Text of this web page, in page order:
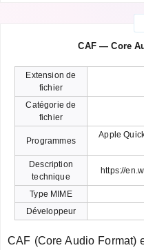
CAF — Core
Extension de
fichier
Catégorie de
fichier
Programmes
Apple
Description
technique
https://
Type MIME
Développeur
CAF (Core Audio Format)